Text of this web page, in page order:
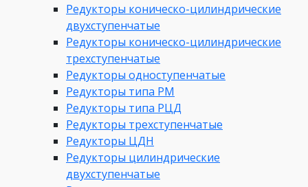
Редукторы коническо-цилиндрические
двухступенчатые
Редукторы коническо-цилиндрические
трехступенчатые
Редукторы одноступенчатые
Редукторы типа РМ
Редукторы типа РЦД
Редукторы трехступенчатые
Редукторы ЦДН
Редукторы цилиндрические
двухступенчатые